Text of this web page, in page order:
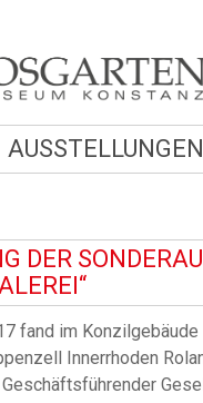
AUSSTELLUNGEN
DER
fand im
Innerrhoden